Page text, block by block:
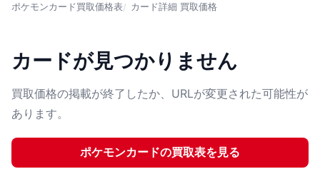
ポケモンカード買取価格表 カード詳細 買取価格
カードが見つかりません
買取価格の掲載が終了したか、URLが変更された可能性が
あります。
ポケモンカードの買取表を見る